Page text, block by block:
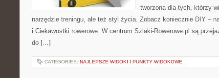
tworzona dla tych, którzy
narzędzie treningu, ale też styl życia. Zobacz koniecznie DIY –
i Ciekawostki rowerowe. W centrum Szlaki-Rowerowe.pl są
do […]
CATEGORIES: NAJLEPSZE WIDOKI I PUNKTY WIDOKOWE